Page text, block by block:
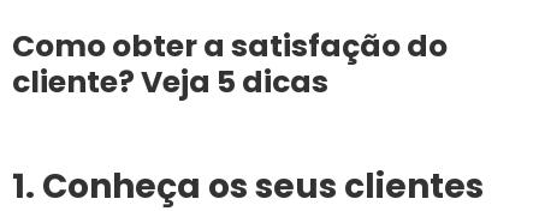
Como obter a satisfação do
cliente? Veja 5 dicas
1. Conheça os seus clientes